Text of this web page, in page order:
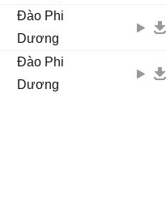
Đào Phi
Dương
Đào Phi
Dương